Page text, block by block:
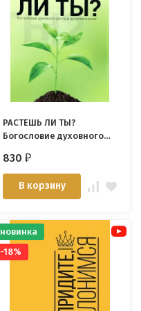
РАСТЕШЬ ЛИ ТЫ?
Богословие духовного
Алексей Прокопенко
830₽
В корзину
новинка
-18%